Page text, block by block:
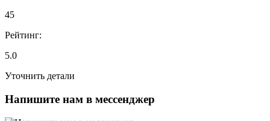
45
Рейтинг:
5.0
Уточнить детали
Напишите нам в мессенджер